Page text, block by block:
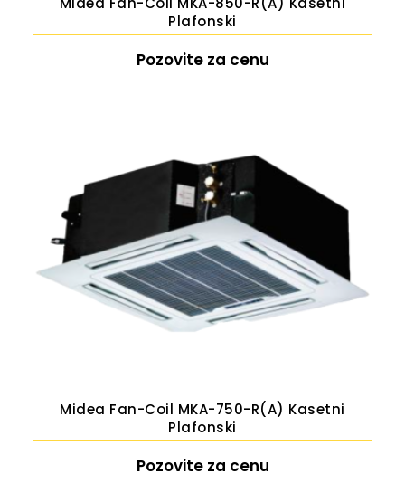
Plafonski
Pozovite za cenu
Midea Fan-Coil MKA-750-R(A) Kasetni
Plafonski
Pozovite za cenu